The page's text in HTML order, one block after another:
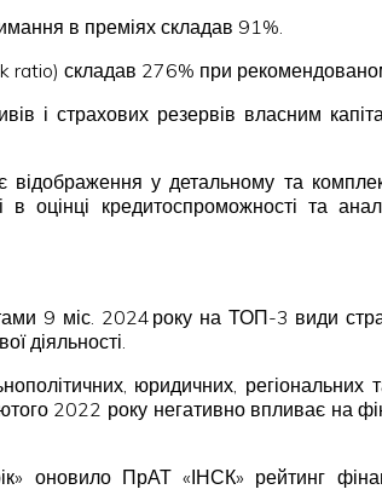
в преміях складав 91%.
ratio) складав 276% при
і страхових резервів власним
у детальному та
оцінці кредитоспроможності та
9 міс. 2024 року на ТОП-3 види
діяльності.
юридичних,
2022 року негативно впливає на
оновило ПрАТ «ІНСК» рейтинг